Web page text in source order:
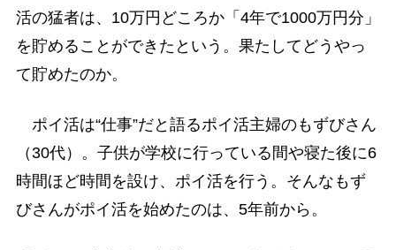
活の猛者は、10万円どころか「4年で1000万円分」
を貯めることができたという。果たしてどうやっ
て貯めたのか。
ポイ活は“仕事”だと語るポイ活主婦のもずびさん
（30代）。子供が学校に行っている間や寝た後に6
時間ほど時間を設け、ポイ活を行う。そんなもず
びさんがポイ活を始めたのは、5年前から。